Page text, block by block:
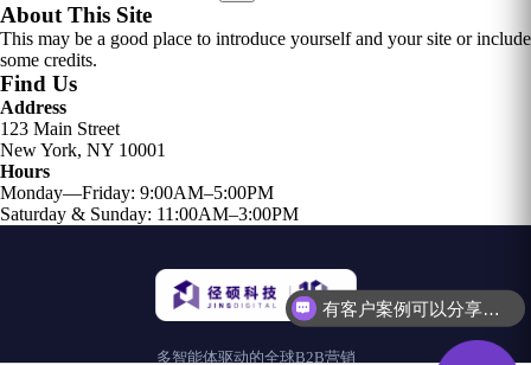
索：
About This Site
This may be a good place to introduce yourself and your site or include
some credits.
Find Us
Address
123 Main Street
New York, NY 10001
Hours
Monday—Friday: 9:00AM–5:00PM
Saturday & Sunday: 11:00AM–3:00PM
多智能体驱动的全球B2B营销
有客户案例可以分享吗？